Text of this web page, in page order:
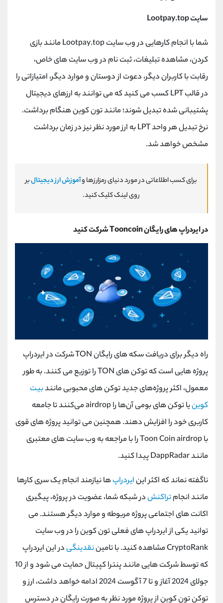
سایتLootpay.top
شما با انجام کارهایی در وب سایتLootpay.topمانند بازی
کردن، مشاهده تبلیغات، ثبت نام در وب سایت های خاص،
رقابت با کاربران دیگر، دعوت از دوستان و موارد دیگر، امتیازاتی را
در قالبLPTکسب می کنید که می توانند به ارزهای دیجیتال
پشتیبانی شده تبدیل شوند؛ مانند تون کوین هنگام برداشت.
نرخ تبدیل هر واحدLPTبه ارز مورد نظر نیز در زمان برداشت
مشخص خواهد شد.
برای کسب اطلاعاتی در مورد دنیای رمزارزها وآموزش ارز دیجیتالبر
روی لینک کلیک کنید.
در ایردراپ های رایگانTooncoinشرکت کنید
راه دیگر برای دریافت سکه های رایگانTONشرکت در ایردراپ
پروژه هایی است که توکن هایTONرا توزیع می کنند. به طور
معمول، اکثر پروژه‌های جدید توکن ‌های محبوبی مانندبیت‌
کوینیا توکن ‌های بومی آن‌ها راairdropمی‌کنند تا جامعه
کاربری خود را افزایش دهند. همچنین می توانید پروژه های قوی
باToon Coin airdropرا با مراجعه به وب سایت های معتبری
مانندDappRadarپیدا کنید.
ناگفته نماند که اکثر اینایردراپها نیازمند انجام یک سری کارها
مانند انجامتراکنشدر شبکه شما، عضویت در پروژه، پیگیری
اکانت های اجتماعی پروژه مربوطه و موارد دیگر هستند. می
توانید یکی از ایردراپ های فعلی تون کوین را در وب سایت
CryptoRankمشاهده کنید. با تامیننقدینگیدر این ایردراپ
که توسط شرکت هایی مانند پنترا کپیتال حمایت می شود و از 10
جولای 2024 آغاز و تا 7 آگوست 2024 ادامه خواهد داشت، ارز و
توکن تون کوین از پروژه مورد نظر به صورت رایگان در دسترس